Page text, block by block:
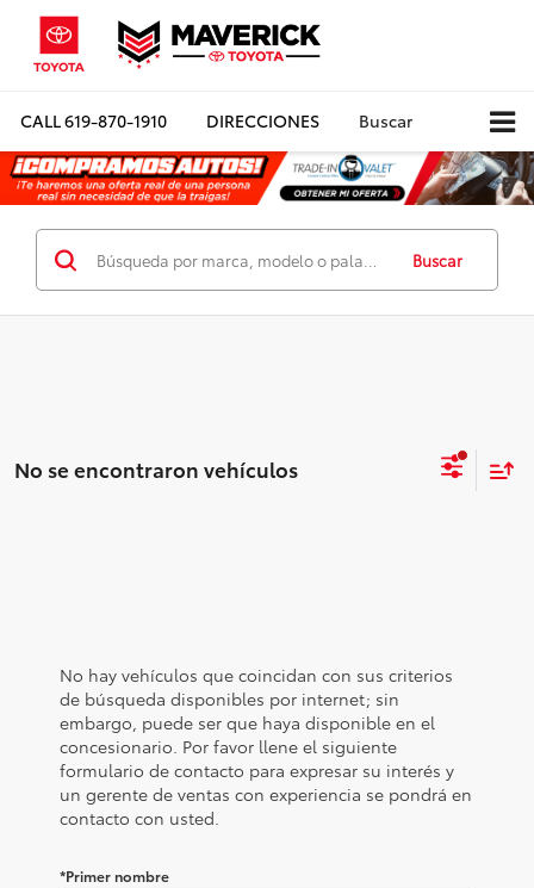
CALL619-870-1910 DIRECCIONES Buscar
Buscar
No se encontraron vehículos
No hay vehículos que coincidan con sus criterios
de búsqueda disponibles por internet; sin
embargo, puede ser que haya disponible en el
concesionario. Por favor llene el siguiente
formulario de contacto para expresar su interés y
un gerente de ventas con experiencia se pondrá en
contacto con usted.
*Primer nombre